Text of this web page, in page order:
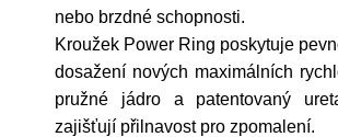
nebo brzdné schopnosti.
Kroužek Power Ring poskytuje
dosažení nových maximálních
pružné jádro a patentovaný
zajišťují přilnavost pro zpomalení.